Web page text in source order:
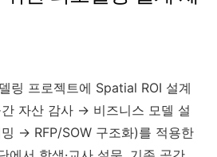
링 프로젝트에 Spatial ROI 설계
자산 감사 → 비즈니스 모델 설
→ RFP/SOW 구조화)를 적용한